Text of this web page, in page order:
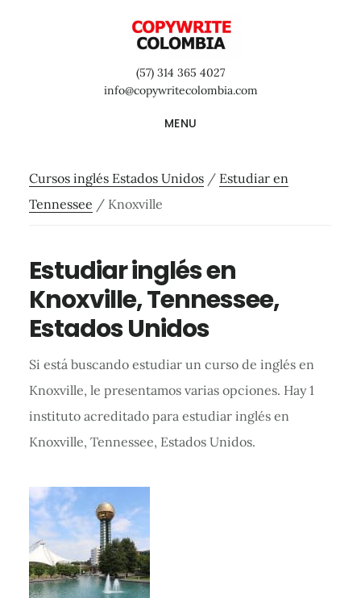
(57) 314 365 4027
info@copywritecolombia.com
MENU
Cursos inglés Estados Unidos / Estudiar en
Tennessee /Knoxville
Estudiar inglés en
Knoxville, Tennessee,
Estados Unidos
Si está buscando estudiar un curso de inglés en
Knoxville, le presentamos varias opciones. Hay 1
instituto acreditado para estudiar inglés en
Knoxville, Tennessee, Estados Unidos.